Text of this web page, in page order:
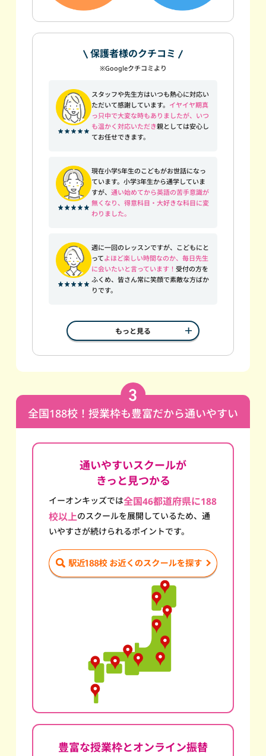
保護者様のクチコミ
※Googleクチコミより
スタッフや先生方はいつも熱心に対応い
ただいて感謝しています。 イヤイヤ期真
っ只中で大変な時もありましたが、いつ
も温かく対応いただき親としては安心し
てお任せできます。
現在小学5年生のこどもがお世話になっ
ています。小学3年生から通学していま
すが、 通い始めてから英語の苦手意識が
無くなり、得意科目・大好きな科目に変
わりました。
週に一回のレッスンですが、こどもにと
ってよほど楽しい時間なのか、毎日先生
に会いたいと言っています！ 受付の方を
ふくめ、皆さん常に笑顔で素敵な方ばか
りです。
もっと見る
全国188校！授業枠も豊富だから通いやすい
通いやすいスクールが
きっと見つかる
イーオンキッズでは全国46都道府県に188
校以上のスクールを展開しているため、通
いやすさが続けられるポイントです。
豊富な授業枠とオンライン振替